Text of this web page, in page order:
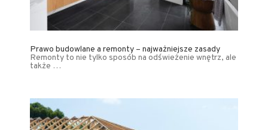
Prawo budowlane a remonty – najważniejsze zasady
Remonty to nie tylko sposób na odświeżenie wnętrz, ale
także …